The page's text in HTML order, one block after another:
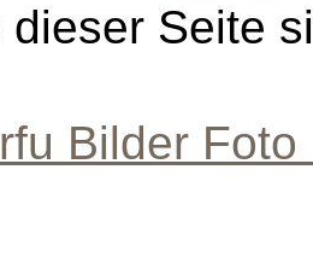
dieser Seite
Bilder Foto